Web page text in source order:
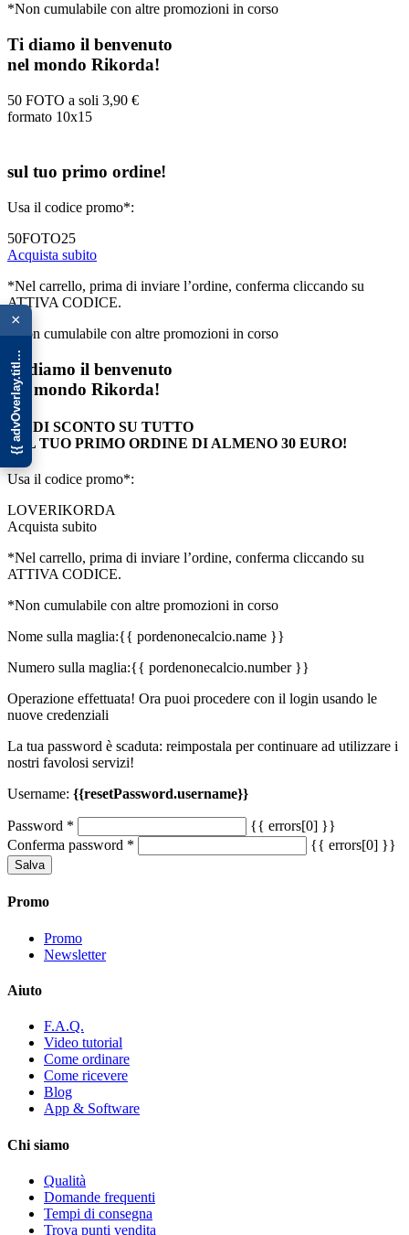
*Non cumulabile con altre promozioni in corso
Ti diamo il benvenuto
nel mondo Rikorda!
50 FOTO a soli 3,90 €
formato 10x15
sul tuo primo ordine!
Usa il codice promo*:
50FOTO25
Acquista subito
*Nel carrello, prima di inviare l’ordine, conferma cliccando su
ATTIVA CODICE.
*Non cumulabile con altre promozioni in corso
×
{{ advOverlay.title || 'Promo' }}
Ti diamo il benvenuto
nel mondo Rikorda!
10€ DI SCONTO SU TUTTO
SUL TUO PRIMO ORDINE DI ALMENO 30 EURO!
Usa il codice promo*:
LOVERIKORDA
Acquista subito
*Nel carrello, prima di inviare l’ordine, conferma cliccando su
ATTIVA CODICE.
*Non cumulabile con altre promozioni in corso
Nome sulla maglia:{{ pordenonecalcio.name }}
Numero sulla maglia:{{ pordenonecalcio.number }}
Operazione effettuata! Ora puoi procedere con il login usando le
nuove credenziali
La tua password è scaduta: reimpostala per continuare ad utilizzare i
nostri favolosi servizi!
Username: {{resetPassword.username}}
Password *
{{ errors[0] }}
Conferma password * {{ errors[0] }}
Salva
Promo
Promo
Newsletter
Aiuto
F.A.Q.
Video tutorial
Come ordinare
Come ricevere
Blog
App & Software
Chi siamo
Qualità
Domande frequenti
Tempi di consegna
Trova punti vendita